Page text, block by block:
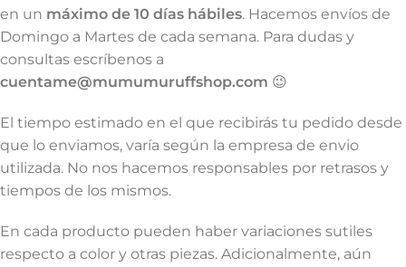
en un máximo de 10 días hábiles. Hacemos envíos de
Domingo a Martes de cada semana. Para dudas y
consultas escríbenos a
cuentame@mumumuruffshop.com 😉
El tiempo estimado en el que recibirás tu pedido desde
que lo enviamos, varía según la empresa de envio
utilizada. No nos hacemos responsables por retrasos y
tiempos de los mismos.
En cada producto pueden haber variaciones sutiles
respecto a color y otras piezas. Adicionalmente, aún